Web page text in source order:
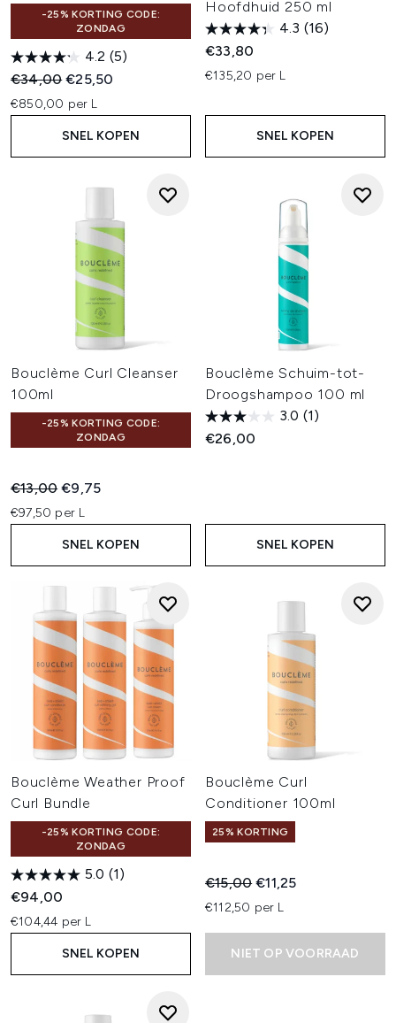
-25% KORTING CODE:
ZONDAG
4.2 (5)
Recommended Retail Price:
€34,00Huidige prijs:
€25,50
€850,00 per L
SNEL KOPEN
Hoofdhuid 250 ml
4.3 (16)
€33,80
€135,20 per L
SNEL KOPEN
Bouclème Curl Cleanser
100ml
-25% KORTING CODE:
ZONDAG
Recommended Retail Price:
€13,00Huidige prijs:
€9,75
€97,50 per L
SNEL KOPEN
Bouclème Schuim-tot-
Droogshampoo 100 ml
3.0 (1)
€26,00
SNEL KOPEN
Bouclème Weather Proof
Curl Bundle
-25% KORTING CODE:
ZONDAG
5.0 (1)
€94,00
€104,44 per L
SNEL KOPEN
Bouclème Curl
Conditioner 100ml
25% KORTING
Recommended Retail Price:
€15,00Huidige prijs:
€11,25
€112,50 per L
NIET OP VOORRAAD